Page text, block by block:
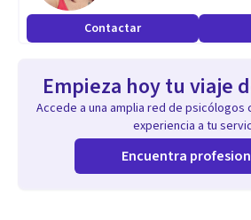
Salut de Catalunya i Balears. /
por La Sociedad Catalano Balear de
Experto en Mindfulness y MBSR por
EsMindfulness de Barcelona, España.
Contactar
Empieza hoy tu viaje
Accede a una amplia red de psicólogos
experiencia a tu
Encuentra